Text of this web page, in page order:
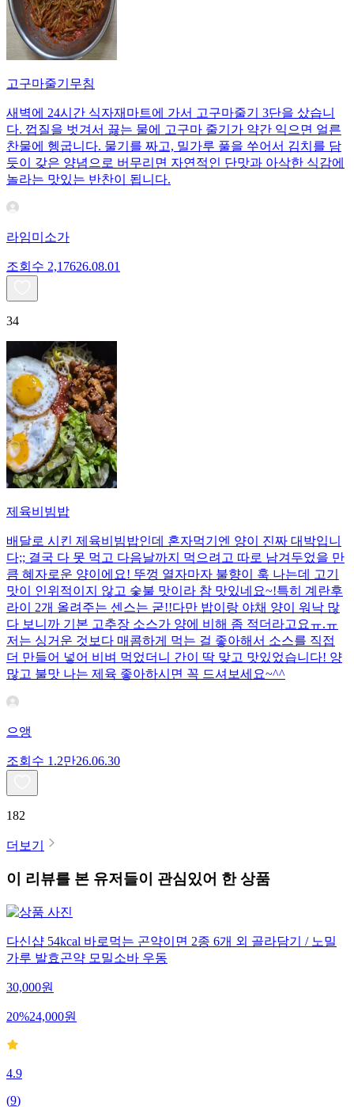
고구마줄기무침
새벽에 24시간 식자재마트에 가서 고구마줄기 3단을 샀습니
다. 껍질을 벗겨서 끓는 물에 고구마 줄기가 약간 익으면 얼른
찬물에 헹굽니다. 물기를 짜고, 밀가루 풀을 쑤어서 김치를 담
듯이 갖은 양념으로 버무리면 자연적인 단맛과 아삭한 식감에
놀라는 맛있는 반찬이 됩니다.
라임미소가
조회수 2,17626.08.01
34
제육비빔밥
배달로 시킨 제육비빔밥인데 혼자먹기엔 양이 진짜 대박입니
다;; 결국 다 못 먹고 다음날까지 먹으려고 따로 남겨두었을 만
큼 혜자로운 양이에요! 뚜껑 열자마자 불향이 훅 나는데 고기
맛이 인위적이지 않고 숯불 맛이라 참 맛있네요~!특히 계란후
라이 2개 올려주는 센스는 굳!! ​다만 밥이랑 야채 양이 워낙 많
다 보니까 기본 고추장 소스가 양에 비해 좀 적더라고요ㅠ.ㅠ
저는 싱거운 것보다 매콤하게 먹는 걸 좋아해서 소스를 직접
더 만들어 넣어 비벼 먹었더니 간이 딱 맞고 맛있었습니다! 양
많고 불맛 나는 제육 좋아하시면 꼭 드셔보세요~^^
으앵
조회수 1.2만26.06.30
182
더보기
이 리뷰를 본 유저들이 관심있어 한 상품
다신샵 54kcal 바로먹는 곤약이면 2종 6개 외 골라담기 / 노밀
가루 발효곤약 모밀소바 우동
30,000원
20%24,000원
4.9
(9)